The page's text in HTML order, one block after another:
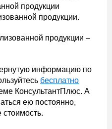
продукции
продукции.
информацию по
бесплатно
КонсультантПлюс. А
ею постоянно,